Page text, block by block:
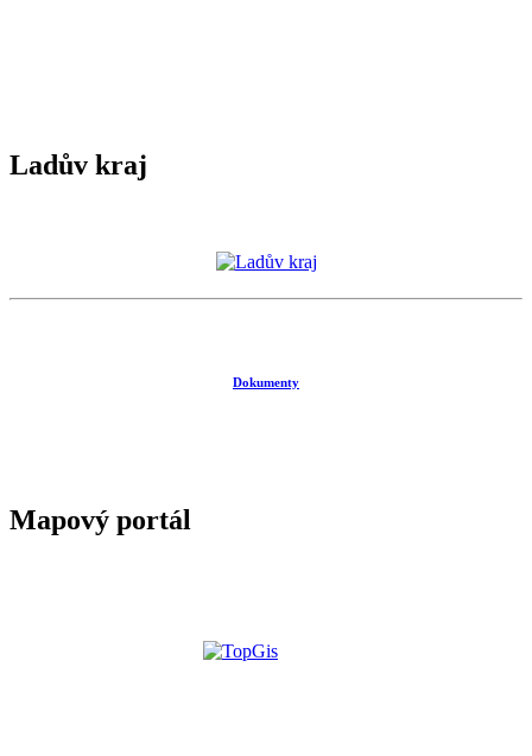
Ladův kraj
Dokumenty
Mapový portál